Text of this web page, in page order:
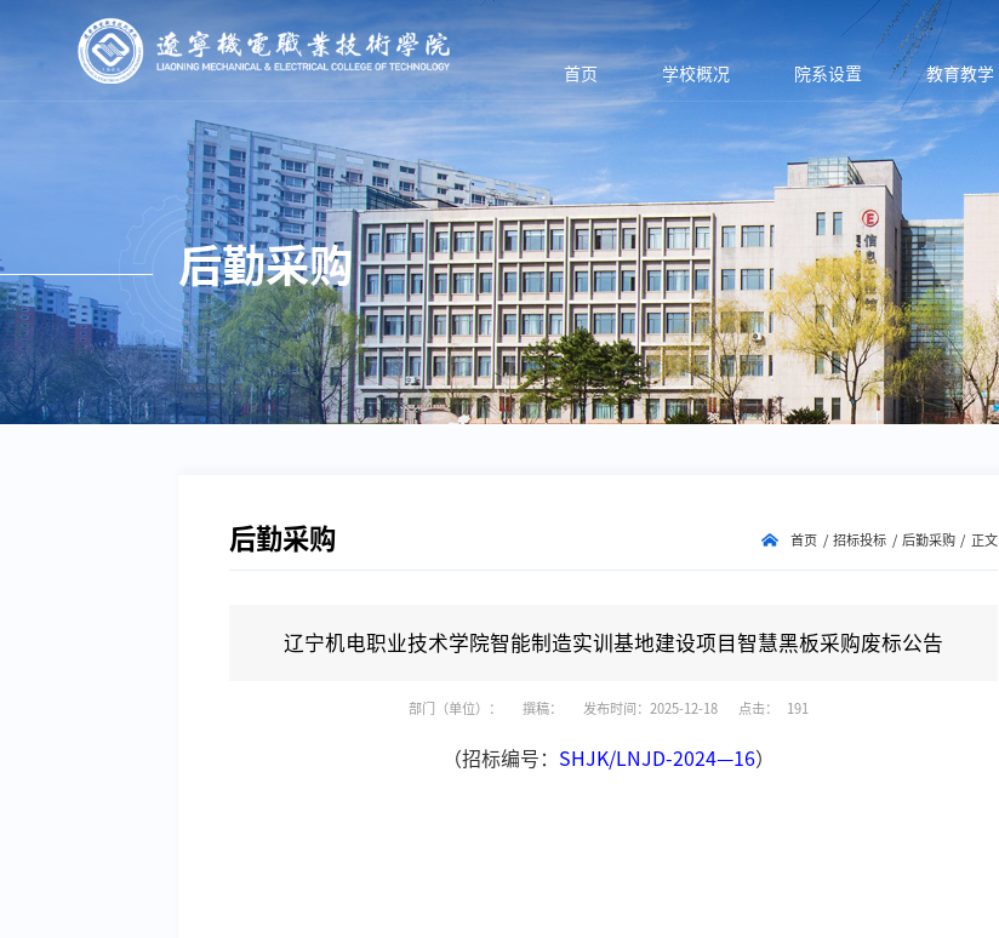
首页 学校概况 院系设置 教育教学
后勤采购
后勤采购 首页 招标投标 后勤采购 正文
辽宁机电职业技术学院智能制造实训基地建设项目智慧黑板采购废标公告
部门（单位）： 撰稿： 发布时间：2025-12-18 点击： 191
（招标编号： SHJK/LNJD-2024—16）